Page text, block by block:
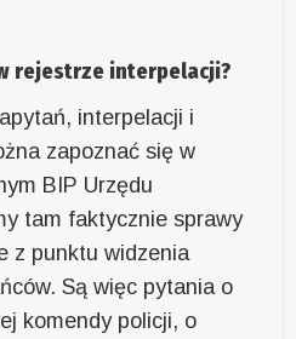
rejestrze interpelacji?
interpelacji i
zapoznać się w
BIP Urzędu
tam faktycznie sprawy
z punktu widzenia
Są więc pytania o
komendy policji, o